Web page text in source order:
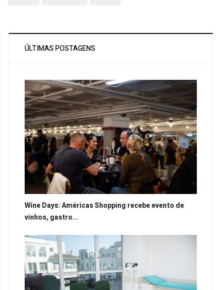
ÚLTIMAS POSTAGENS
Wine Days: Américas Shopping recebe evento de
vinhos, gastro...